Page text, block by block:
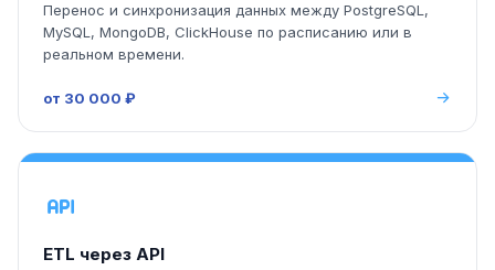
Перенос и синхронизация данных между PostgreSQL,
MySQL, MongoDB, ClickHouse по расписанию или в
реальном времени.
от 30 000 ₽
ETL через API